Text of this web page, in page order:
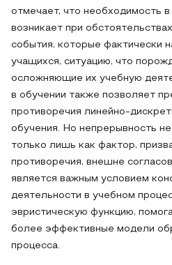
отмечает, что необходимость
возникает при
события, которые фактически
учащихся, ситуацию, что
осложняющие их учебную
в обучении также позволяет
противоречия линейно-
обучения. Но непрерывность
только лишь как фактор,
противоречия, внешне
является важным условием
деятельности в учебном
эвристическую функцию,
более эффективные модели
процесса.